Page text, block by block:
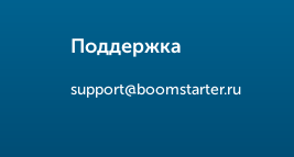
Поддержка
support@boomstarter.ru